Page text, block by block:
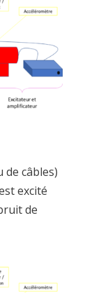
de câbles)
excité
de